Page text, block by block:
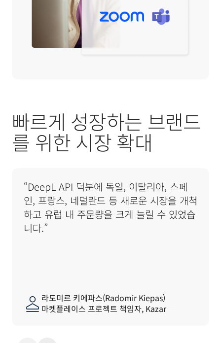
빠르게 성장하는 브랜드
를 위한 시장 확대
“DeepL API 덕분에 독일, 이탈리아, 스페
인, 프랑스, 네덜란드 등 새로운 시장을 개척
하고 유럽 내 주문량을 크게 늘릴 수 있었습
니다.”
라도미르 키에파스(Radomir Kiepas)
마켓플레이스 프로젝트 책임자, Kazar